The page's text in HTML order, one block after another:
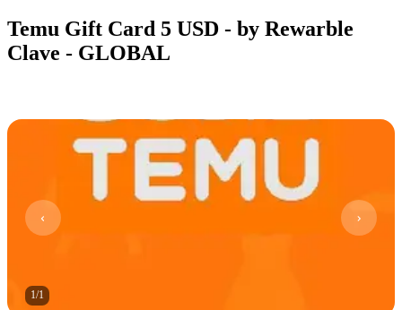
Temu Gift Card 5 USD - by Rewarble
Clave - GLOBAL
1/1